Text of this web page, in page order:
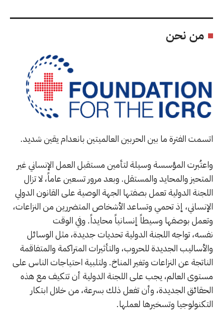
من نحن
اتسمت الفترة ما بين الحربين العالميتين بانعدام يقين شديد.
واعتُبرت المؤسسة وسيلة لتأمين مستقبل العمل الإنساني غير
المتحيز والمحايد والمستقل. وبعد مرور تسعين عاماً، لا تزال
اللجنة الدولية تعمل بصفتها الجهة الوصية على القانون الدولي
الإنساني، إذ تحمي وتساعد الأشخاص المتضررين من النزاعات،
وتعمل بوصفها وسيطاً إنسانياً محايداً. وفي الوقت
نفسه، تواجه اللجنة الدولية تحديات جديدة، مثل الوسائل
والأساليب الجديدة للحروب، والتأثيرات المتراكمة والمتفاقمة
الناتجة عن النزاعات وتغير المناخ. ولتلبية احتياجات الناس على
مستوى العالم، يجب على اللجنة الدولية أن تتكيف مع هذه
الحقائق الجديدة، وأن تفعل ذلك بسرعة، من خلال ابتكار
التكنولوجيا وتسخيرها لعملها.